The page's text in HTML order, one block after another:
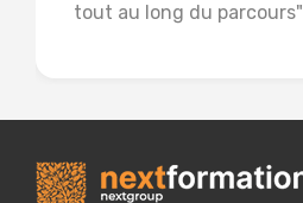
tout au long du parcours"